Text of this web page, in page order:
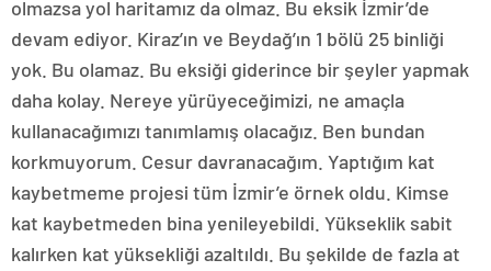
olmazsa yol haritamız da olmaz. Bu eksik İzmir’de
devam ediyor. Kiraz’ın ve Beydağ’ın 1 bölü 25 binliği
yok. Bu olamaz. Bu eksiği giderince bir şeyler yapmak
daha kolay. Nereye yürüyeceğimizi, ne amaçla
kullanacağımızı tanımlamış olacağız. Ben bundan
korkmuyorum. Cesur davranacağım. Yaptığım kat
kaybetmeme projesi tüm İzmir’e örnek oldu. Kimse
kat kaybetmeden bina yenileyebildi. Yükseklik sabit
kalırken kat yüksekliği azaltıldı. Bu şekilde de fazla at